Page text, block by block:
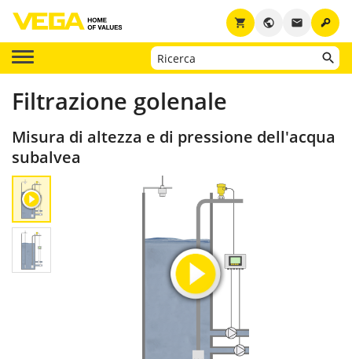
key
email
public
shopping_cart
Filtrazione golenale
Misura di altezza e di pressione dell'acqua
subalvea